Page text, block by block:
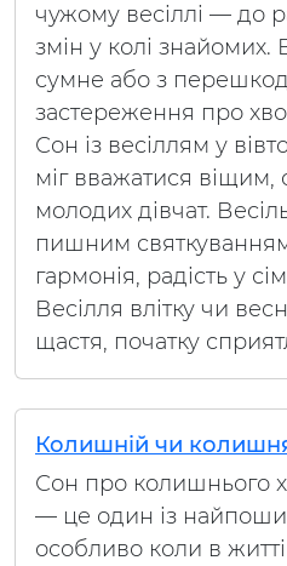
чужому весіллі — до
змін у колі знайомих.
сумне або з
застереження про
Сон із весіллям у
міг вважатися віщим,
молодих дівчат.
пишним
гармонія, радість у
Весілля влітку чи
щастя, початку
Колишній чи
Сон про колишнього
— це один із
особливо коли в